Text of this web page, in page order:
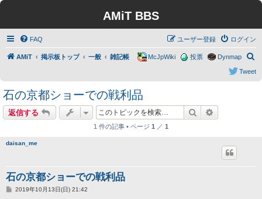
AMiT BBS
FAQ ログイン
ユーザー登録
AMiT 掲示板トップ 一般 雑記帳
索
Dynmap
投票
McJpWiki
Tweet
石の京都ショーでの戦利品
返信する 検索
1 件の記事 • ページ 1 ／ 1
daisan_me
石の京都ショーでの戦利品
投
2019年10月13日(日) 21:42